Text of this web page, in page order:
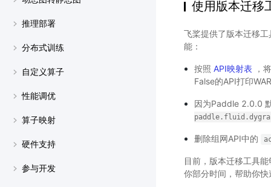
推理部署
分布式训练
自定义算子
性能调优
算子映射
硬件支持
参与开发
使用版本迁移
飞桨提供了版本迁移
能：
按照 API映射表 ，
False的API打印
因为Paddle 2.0.0
删除组网API中的
目前，版本迁移工具
你部分时间，帮助你